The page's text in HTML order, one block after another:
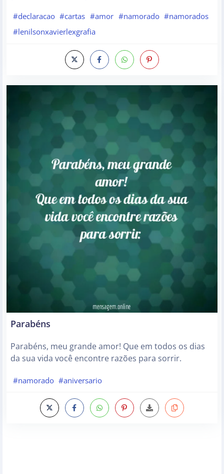
#declaracao #cartas #amor #namorado #namorados
#lenilsonxavierlexgrafia
Parabéns
Parabéns, meu grande amor! Que em todos os dias
da sua vida você encontre razões para sorrir.
#namorado #aniversario